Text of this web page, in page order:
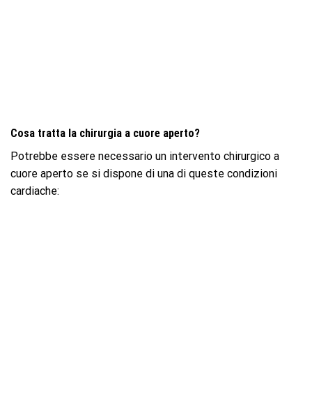
Cosa tratta la chirurgia a cuore aperto?
Potrebbe essere necessario un intervento chirurgico a
cuore aperto se si dispone di una di queste condizioni
cardiache: